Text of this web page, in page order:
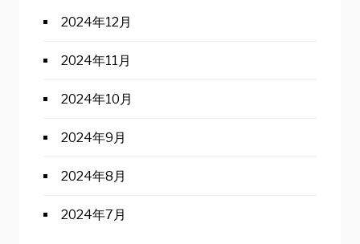
2024年12月
2024年11月
2024年10月
2024年9月
2024年8月
2024年7月